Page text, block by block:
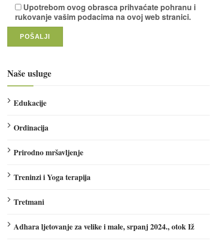
Upotrebom ovog obrasca prihvaćate pohranu i
rukovanje vašim podacima na ovoj web stranici.
Naše usluge
Edukacije
Ordinacija
Prirodno mršavljenje
Treninzi i Yoga terapija
Tretmani
Adhara ljetovanje za velike i male, srpanj 2024., otok Iž